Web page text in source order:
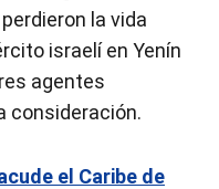
la vida
israelí en Yenín
agentes
consideración.
el Caribe de